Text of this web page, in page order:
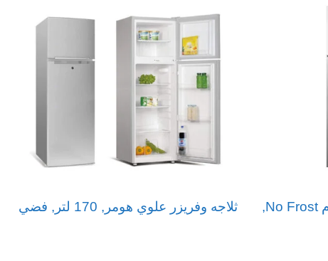
ثلاجة بابين يوجين 19.9 قدم No Frost,
ثلاجه وفريزر علوي هومر, 170 لتر, فضي